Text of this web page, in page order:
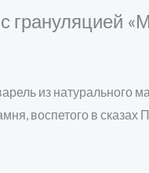
грануляцией
из натурального
воспетого в